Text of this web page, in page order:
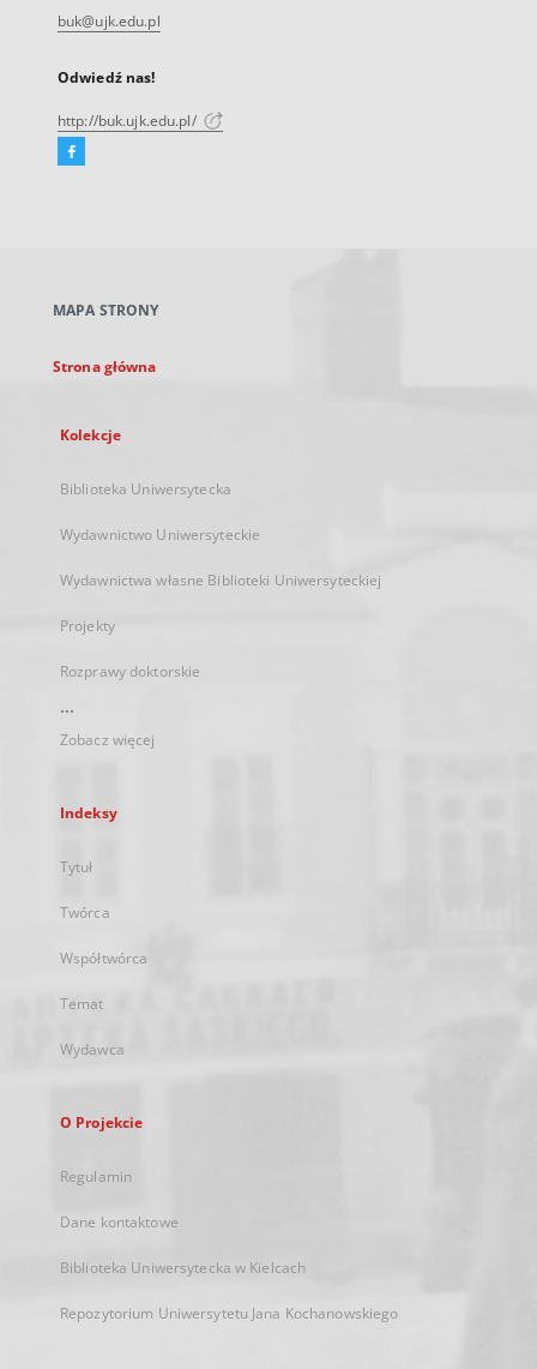
buk@ujk.edu.pl
Odwiedź nas!
http://buk.ujk.edu.pl/
Facebook
karcie
MAPA STRONY
Strona główna
Kolekcje
Biblioteka Uniwersytecka
Wydawnictwo Uniwersyteckie
Wydawnictwa własne Biblioteki Uniwersyteckiej
Projekty
Rozprawy doktorskie
...
Zobacz więcej
Indeksy
Tytuł
Twórca
Współtwórca
Temat
Wydawca
O Projekcie
Regulamin
Dane kontaktowe
Biblioteka Uniwersytecka w Kielcach
Repozytorium Uniwersytetu Jana Kochanowskiego